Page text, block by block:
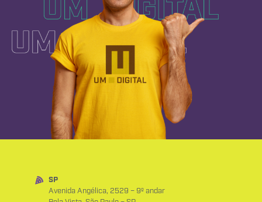
SP
Avenida Angélica, 2529 – 9º andar